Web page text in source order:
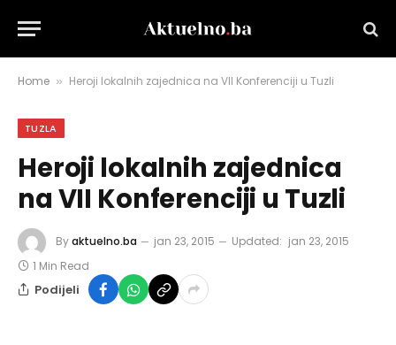
Home » Heroji lokalnih zajednica na VII Konferenciji u Tuzli
TUZLA
Heroji lokalnih zajednica
na VII Konferenciji u Tuzli
Byaktuelno.ba jan 23, 2015 Updated: jan 23, 2015
1 Min Read
Podijeli